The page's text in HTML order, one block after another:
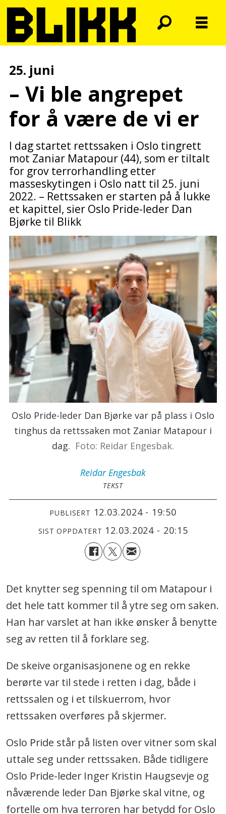
25. juni
– Vi ble angrepet
for å være de vi er
I dag startet rettssaken i Oslo tingrett
mot Zaniar Matapour (44), som er tiltalt
for grov terrorhandling etter
masseskytingen i Oslo natt til 25. juni
2022. – Rettssaken er starten på å lukke
et kapittel, sier Oslo Pride-leder Dan
Bjørke til Blikk
Oslo Pride-leder Dan Bjørke var på plass i Oslo
tinghus da rettssaken mot Zaniar Matapour i
dag. Foto: Reidar Engesbak.
Reidar Engesbak
TEKST
PUBLISERT 12.03.2024 - 19:50
SIST OPPDATERT 12.03.2024 - 20:15
Det knytter seg spenning til om Matapour i
det hele tatt kommer til å ytre seg om saken.
Han har varslet at han ikke ønsker å benytte
seg av retten til å forklare seg.
De skeive organisasjonene og en rekke
berørte var til stede i retten i dag, både i
rettssalen og i et tilskuerrom, hvor
rettssaken overføres på skjermer.
Oslo Pride står på listen over vitner som skal
uttale seg under rettssaken. Både tidligere
Oslo Pride-leder Inger Kristin Haugsevje og
nåværende leder Dan Bjørke skal vitne, og
fortelle om hva terroren har betydd for Oslo